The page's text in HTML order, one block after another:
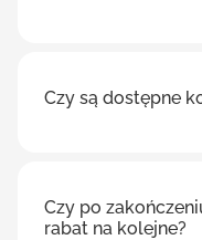
Czy są dostępne
Czy po
rabat na kolejne?